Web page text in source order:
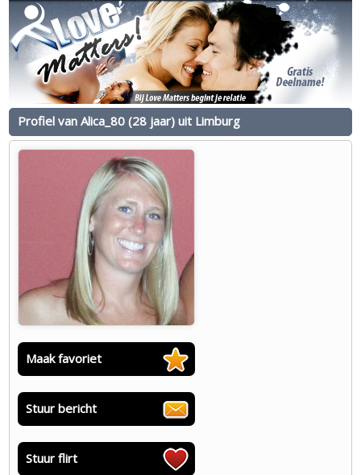
Profiel van Alica_80 (28 jaar) uit Limburg
Maak favoriet
Stuur bericht
Stuur flirt